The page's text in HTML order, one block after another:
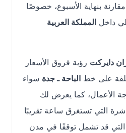
الأسبوع، خصوصًا
المملكة العربية
رؤية فروق الأسعار
خط الباحة ـ جدة سواء
كما يعرض لك
تستغرق ساعة تقريبًا
قد تشمل توقفًا في مدن